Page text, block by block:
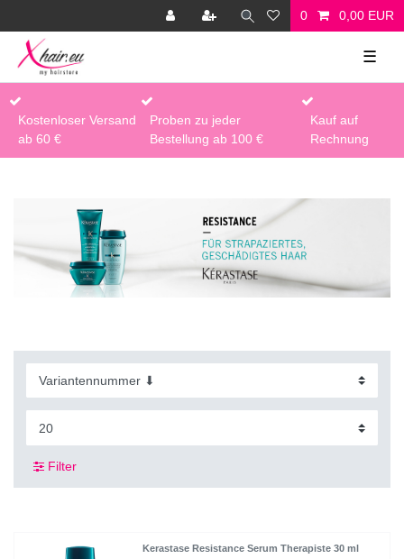
0 0,00 EUR
☰
Kostenloser Versand
ab 60 €
Proben zu jeder
Bestellung ab 100 €
Kauf auf
Rechnung
Filter
Kerastase Resistance Serum Therapiste 30 ml